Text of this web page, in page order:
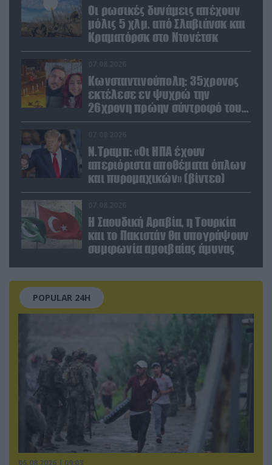
Οι ρωσικές δυνάμεις απέχουν
μόλις 5 χλμ. από Σλαβιάνσκ και
Κραματόρσκ στο Ντονέτσκ
Κωνσταντινούπολη: 35χρονος
εκτέλεσε εν ψυχρώ την
26χρονη πρώην σύντροφό του
έξω από φαρμακείο (βίντεο)
Ν.Τραμπ: «Οι ΗΠΑ έχουν
απεριόριστα αποθέματα όπλων
και πυρομαχικών» (βίντεο)
Η Σαουδική Αραβία, η Τουρκία
και το Πακιστάν θα υπογράψουν
συμφωνία αμοιβαίας άμυνας
POPULAR 24H
06.08.2026 | 09:03